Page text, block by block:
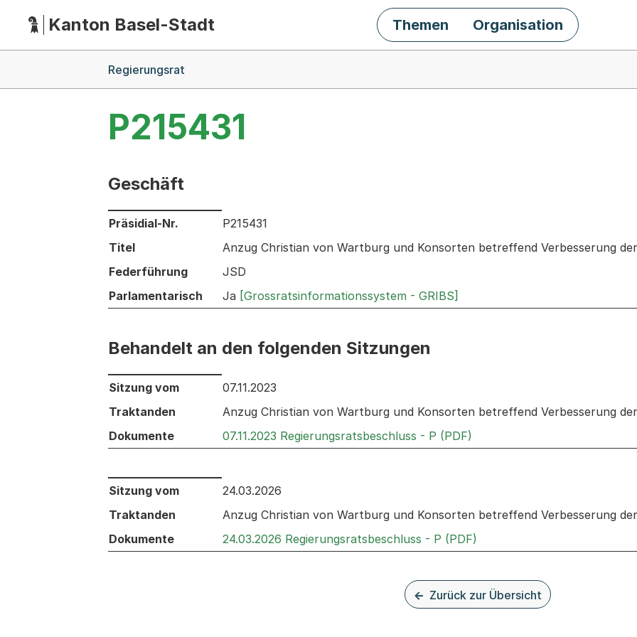
HauptnavigationKanton Basel-Stadt Themen Organisation
Regierungsrat
P215431
Geschäft
Informationen zum Ausgewählten Geschäft
Präsidial-Nr.
P215431
Titel
Anzug Christian von Wartburg und Konsorten betreffend Verbesserung
Federführung
JSD
Parlamentarisch
Ja [Grossratsinformationssystem - GRIBS]
Behandelt an den folgenden Sitzungen
Behandelt an den folgenden Sitzungen: Informationen zu den Sitzungen zum Geschäft
Sitzung vom
07.11.2023
Traktanden
Anzug Christian von Wartburg und Konsorten betreffend Verbesserung
Dokumente
07.11.2023 Regierungsratsbeschluss - P (PDF)
Behandelt an den folgenden Sitzungen: Informationen zu den Sitzungen zum Geschäft
Sitzung vom
24.03.2026
Traktanden
Anzug Christian von Wartburg und Konsorten betreffend Verbesserung
Dokumente
24.03.2026 Regierungsratsbeschluss - P (PDF)
Zurück zur Übersicht